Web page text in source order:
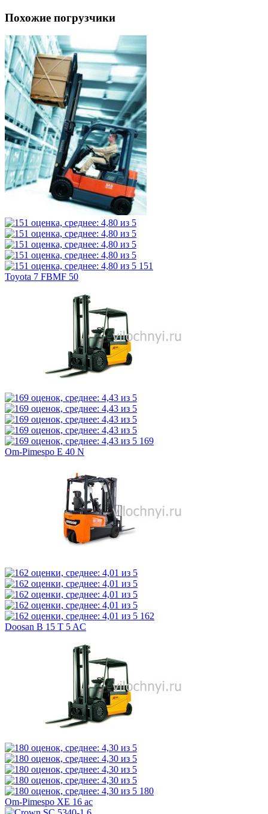
Похожие погрузчики
151
Toyota 7 FBMF 50
169
Om-Pimespo E 40 N
162
Doosan B 15 T 5 AC
180
Om-Pimespo XE 16 ac